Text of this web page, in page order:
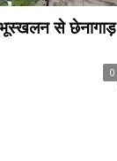
भूस्खलन से छेनागाड़
0